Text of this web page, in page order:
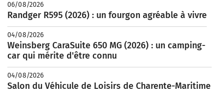
06/08/2026
Randger R595 (2026) : un fourgon agréable à vivre
04/08/2026
Weinsberg CaraSuite 650 MG (2026) : un camping-
car qui mérite d'être connu
04/08/2026
Salon du Véhicule de Loisirs de Charente-Maritime